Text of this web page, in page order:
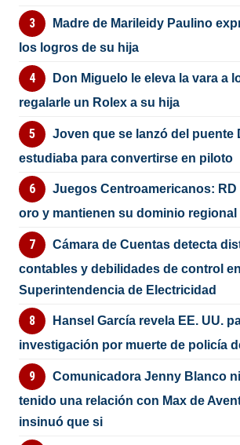
Madre de Marileidy Paulino
los logros de su hija
Don Miguelo le eleva la vara a
regalarle un Rolex a su hija
Joven que se lanzó del puente
estudiaba para convertirse en piloto
Juegos Centroamericanos: RD
oro y mantienen su dominio regional
Cámara de Cuentas detecta
contables y debilidades de control
Superintendencia de Electricidad
Hansel García revela EE. UU.
investigación por muerte de policía
Comunicadora Jenny Blanco
tenido una relación con Max de
insinuó que si